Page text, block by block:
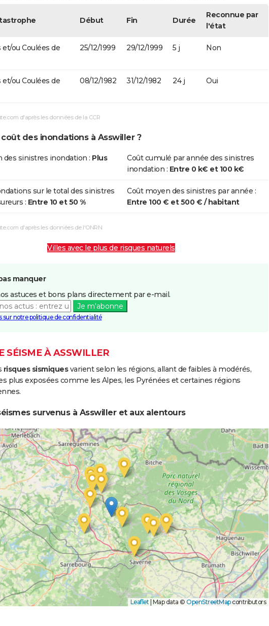
Début Fin Durée
Reconnue par
l'état
ou Coulées de
25/12/1999 29/12/1999 5 j Non
ou Coulées de
08/12/1982 31/12/1982 24 j Oui
d'après les données de la CCR
des inondations à Asswiller ?
des sinistres inondation : Plus
Coût cumulé par année des sinistres
inondation : Entre 0 k€ et 100 k€
sur le total des sinistres
: Entre 10 et 50 %
Coût moyen des sinistres par année :
Entre 100 € et 500 € / habitant
d'après les données de l'ONRN
Villes avec le plus de risques naturels
manquer
astuces et bons plans directement par e-mail.
Je m'abonne
sur notre politique de confidentialité
SÉISME À ASSWILLER
risques sismiquesvarient selon les régions, allant de faibles à modérés,
plus exposées comme les Alpes, les Pyrénées et certaines régions
survenus à Asswiller et aux alentours
Leaflet | Map data © OpenStreetMapcontributors